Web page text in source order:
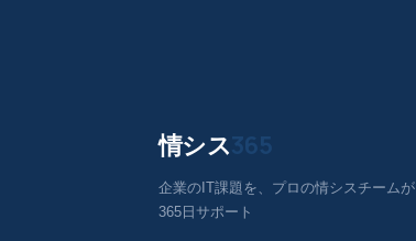
情シス365
企業のIT課題を、プロの情シスチームが
365日サポート